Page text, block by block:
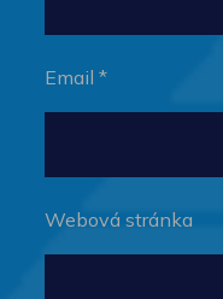
Email*
Webová stránka